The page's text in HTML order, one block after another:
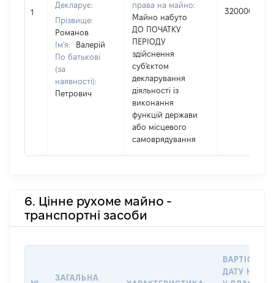
1
Декларує:
Прізвище:
Романов
Ім'я:
Валерій
По батькові
(за
наявності):
Петрович
права на майно:
Майно набуто
ДО ПОЧАТКУ
ПЕРІОДУ
здійснення
суб'єктом
декларування
діяльності із
виконання
функцій держави
або місцевого
самоврядування
320000
6. Цінне рухоме майно -
транспортні засоби
ЗАГАЛЬНА
ВАРТІСТЬ
ДАТУ